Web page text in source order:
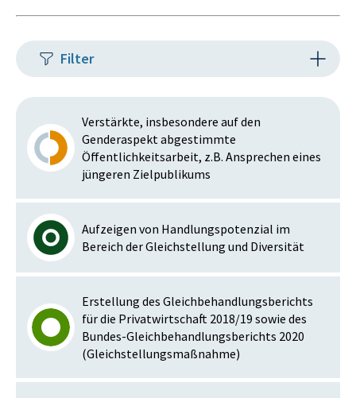
Filter
Verstärkte, insbesondere auf den
Genderaspekt abgestimmte
Öffentlichkeitsarbeit, z.B. Ansprechen eines
jüngeren Zielpublikums
Aufzeigen von Handlungspotenzial im
Bereich der Gleichstellung und Diversität
Erstellung des Gleichbehandlungsberichts
für die Privatwirtschaft 2018/19 sowie des
Bundes-Gleichbehandlungsberichts 2020
(Gleichstellungsmaßnahme)